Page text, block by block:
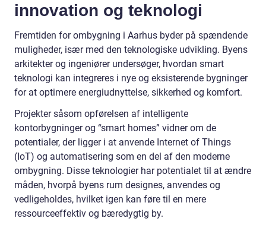
innovation og teknologi
Fremtiden for ombygning i Aarhus byder på spændende
muligheder, især med den teknologiske udvikling. Byens
arkitekter og ingeniører undersøger, hvordan smart
teknologi kan integreres i nye og eksisterende bygninger
for at optimere energiudnyttelse, sikkerhed og komfort.
Projekter såsom opførelsen af intelligente
kontorbygninger og “smart homes” vidner om de
potentialer, der ligger i at anvende Internet of Things
(IoT) og automatisering som en del af den moderne
ombygning. Disse teknologier har potentialet til at ændre
måden, hvorpå byens rum designes, anvendes og
vedligeholdes, hvilket igen kan føre til en mere
ressourceeffektiv og bæredygtig by.